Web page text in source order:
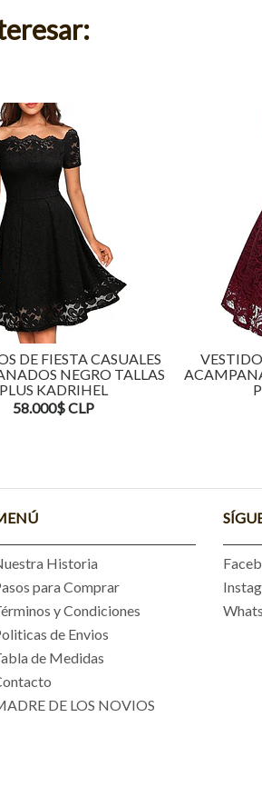
DE FIESTA CASUALES
NEGRO TALLAS
PLUS KADRIHEL
58.000$ CLP
Historia
para Comprar
y Condiciones
de Envios
de Medidas
DE LOS NOVIOS